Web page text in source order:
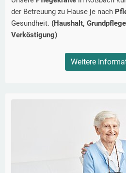
der Betreuung zu Hause je nach
Gesundheit. (Haushalt,
Verköstigung)
Weitere